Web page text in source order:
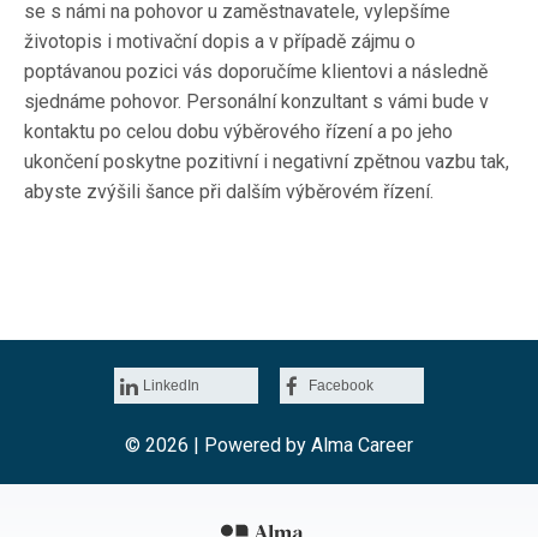
se s námi na pohovor u zaměstnavatele, vylepšíme
životopis i motivační dopis a v případě zájmu o
poptávanou pozici vás doporučíme klientovi a následně
sjednáme pohovor. Personální konzultant s vámi bude v
kontaktu po celou dobu výběrového řízení a po jeho
ukončení poskytne pozitivní i negativní zpětnou vazbu tak,
abyste zvýšili šance při dalším výběrovém řízení.
LinkedIn Facebook
© 2026 | Powered by Alma Career